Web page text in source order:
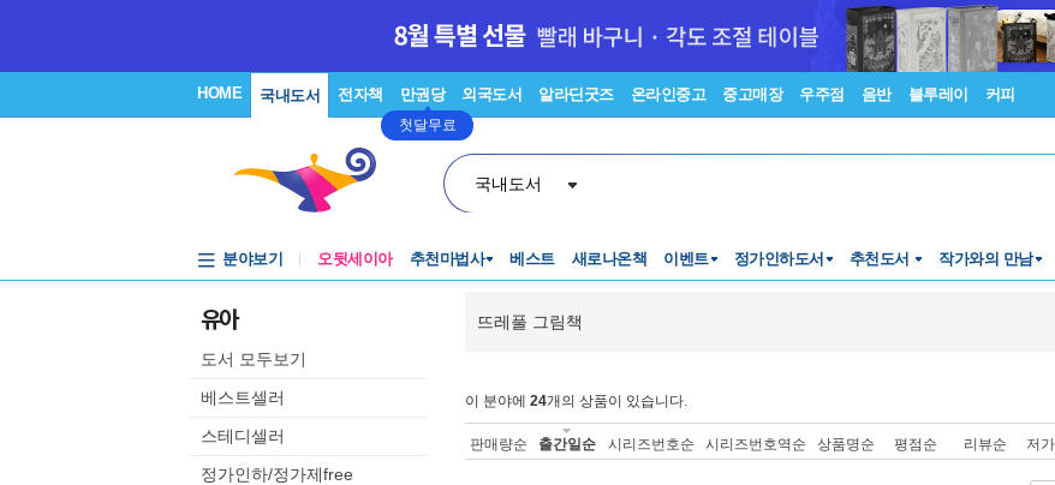
HOME 국내도서 전자책 만권당
첫달무료
외국도서 알라딘굿즈 온라인중고 중고매장 우주점 음반 블루레이 커피
국내도서
분야보기 오뒷세이아 추천마법사 베스트 새로나온책 이벤트 정가인하도서 추천도서 작가와의 만남
유아
도서 모두보기
베스트셀러
스테디셀러
정가인하/정가제free
뜨레풀 그림책
이 분야에 24개의 상품이 있습니다.
판매량순 출간일순 시리즈번호순 시리즈번호역순 상품명순 평점순 리뷰순 저